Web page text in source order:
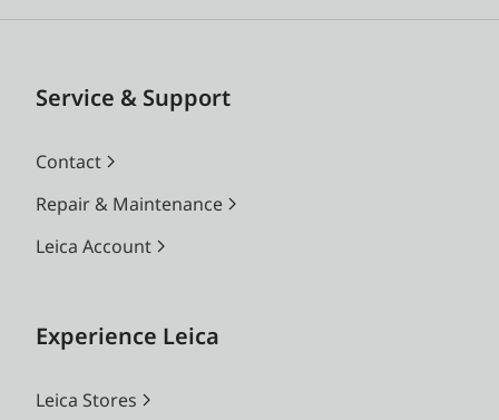
Service & Support
Contact
Repair & Maintenance
Leica Account
Experience Leica
Leica Stores